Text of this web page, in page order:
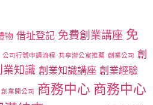
物 借址登記 免費創業講座 免
公司行號申請流程 共享辦公室推薦 創業公司 創
業知識 創業知識講座 創業經驗
創業開公司 商務中心 商務中心